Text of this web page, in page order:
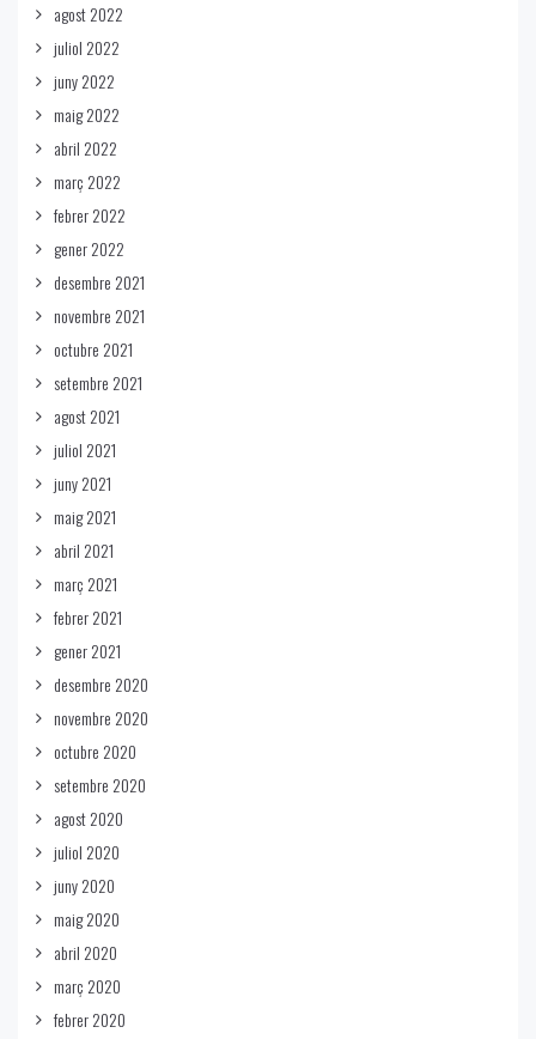
agost 2022
juliol 2022
juny 2022
maig 2022
abril 2022
març 2022
febrer 2022
gener 2022
desembre 2021
novembre 2021
octubre 2021
setembre 2021
agost 2021
juliol 2021
juny 2021
maig 2021
abril 2021
març 2021
febrer 2021
gener 2021
desembre 2020
novembre 2020
octubre 2020
setembre 2020
agost 2020
juliol 2020
juny 2020
maig 2020
abril 2020
març 2020
febrer 2020